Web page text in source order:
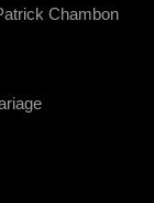
Chambon